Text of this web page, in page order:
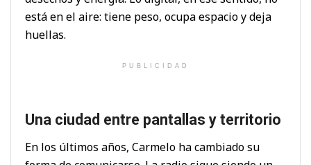
está en el aire: tiene peso, ocupa espacio y deja
huellas.
PUBLICIDAD
Una ciudad entre pantallas y territorio
En los últimos años, Carmelo ha cambiado su